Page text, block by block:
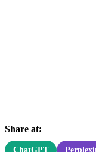
Share at:
ChatGPT